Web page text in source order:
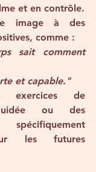
et en contrôle.
image à des
comme :
sait comment
et capable."
exercices de
ou des
les futures